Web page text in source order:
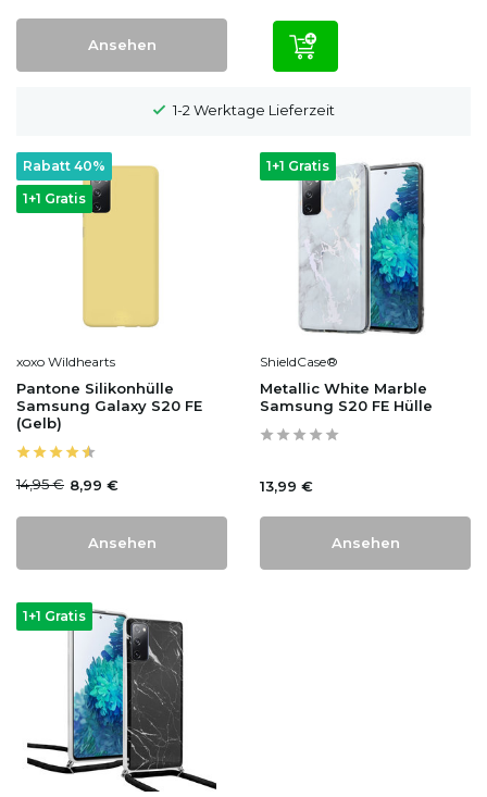
Ansehen
1-2 Werktage Lieferzeit
1+1 Gratis
Rabatt 40%
xoxo Wildhearts
Pantone Silikonhülle
Samsung Galaxy S20 FE
(Gelb)
14,95 € 8,99 €
Ansehen
1+1 Gratis
ShieldCase®
Metallic White Marble
Samsung S20 FE Hülle
13,99 €
Ansehen
1+1 Gratis